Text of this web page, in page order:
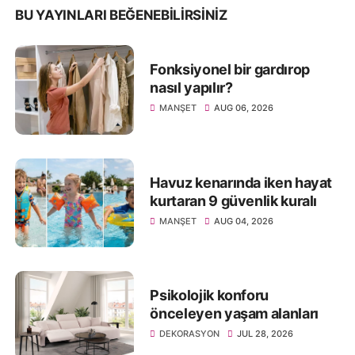
BU YAYINLARI BEĞENEBILIRSINIZ
Fonksiyonel bir gardırop
nasıl yapılır?
MANŞET AUG 06, 2026
Havuz kenarında iken hayat
kurtaran 9 güvenlik kuralı
MANŞET AUG 04, 2026
Psikolojik konforu
önceleyen yaşam alanları
DEKORASYON JUL 28, 2026